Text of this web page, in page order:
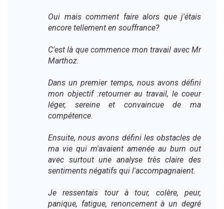
Oui mais comment faire alors que j'étais
encore tellement en souffrance?
C'est là que commence mon travail avec Mr
Marthoz.
Dans un premier temps, nous avons défini
mon objectif :retourner au travail, le coeur
léger, sereine et convaincue de ma
compétence.
Ensuite, nous avons défini les obstacles de
ma vie qui m'avaient amenée au burn out
avec surtout une analyse très claire des
sentiments négatifs qui l'accompagnaient.
Je ressentais tour à tour, colère, peur,
panique, fatigue, renoncement à un degré